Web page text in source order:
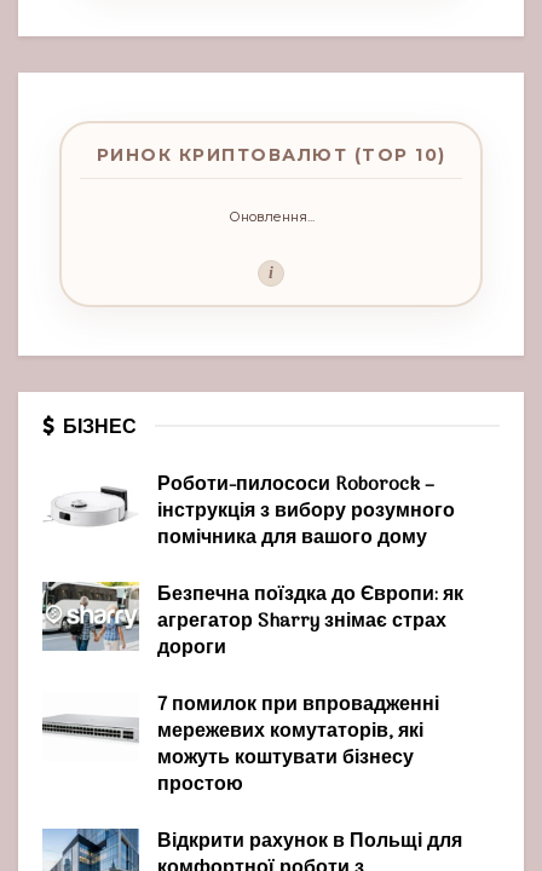
РИНОК КРИПТОВАЛЮТ (TOP 10)
Оновлення...
i
БІЗНЕС
Роботи-пилососи Roborock –
інструкція з вибору розумного
помічника для вашого дому
Безпечна поїздка до Європи: як
агрегатор Sharry знімає страх
дороги
7 помилок при впровадженні
мережевих комутаторів, які
можуть коштувати бізнесу
простою
Відкрити рахунок в Польщі для